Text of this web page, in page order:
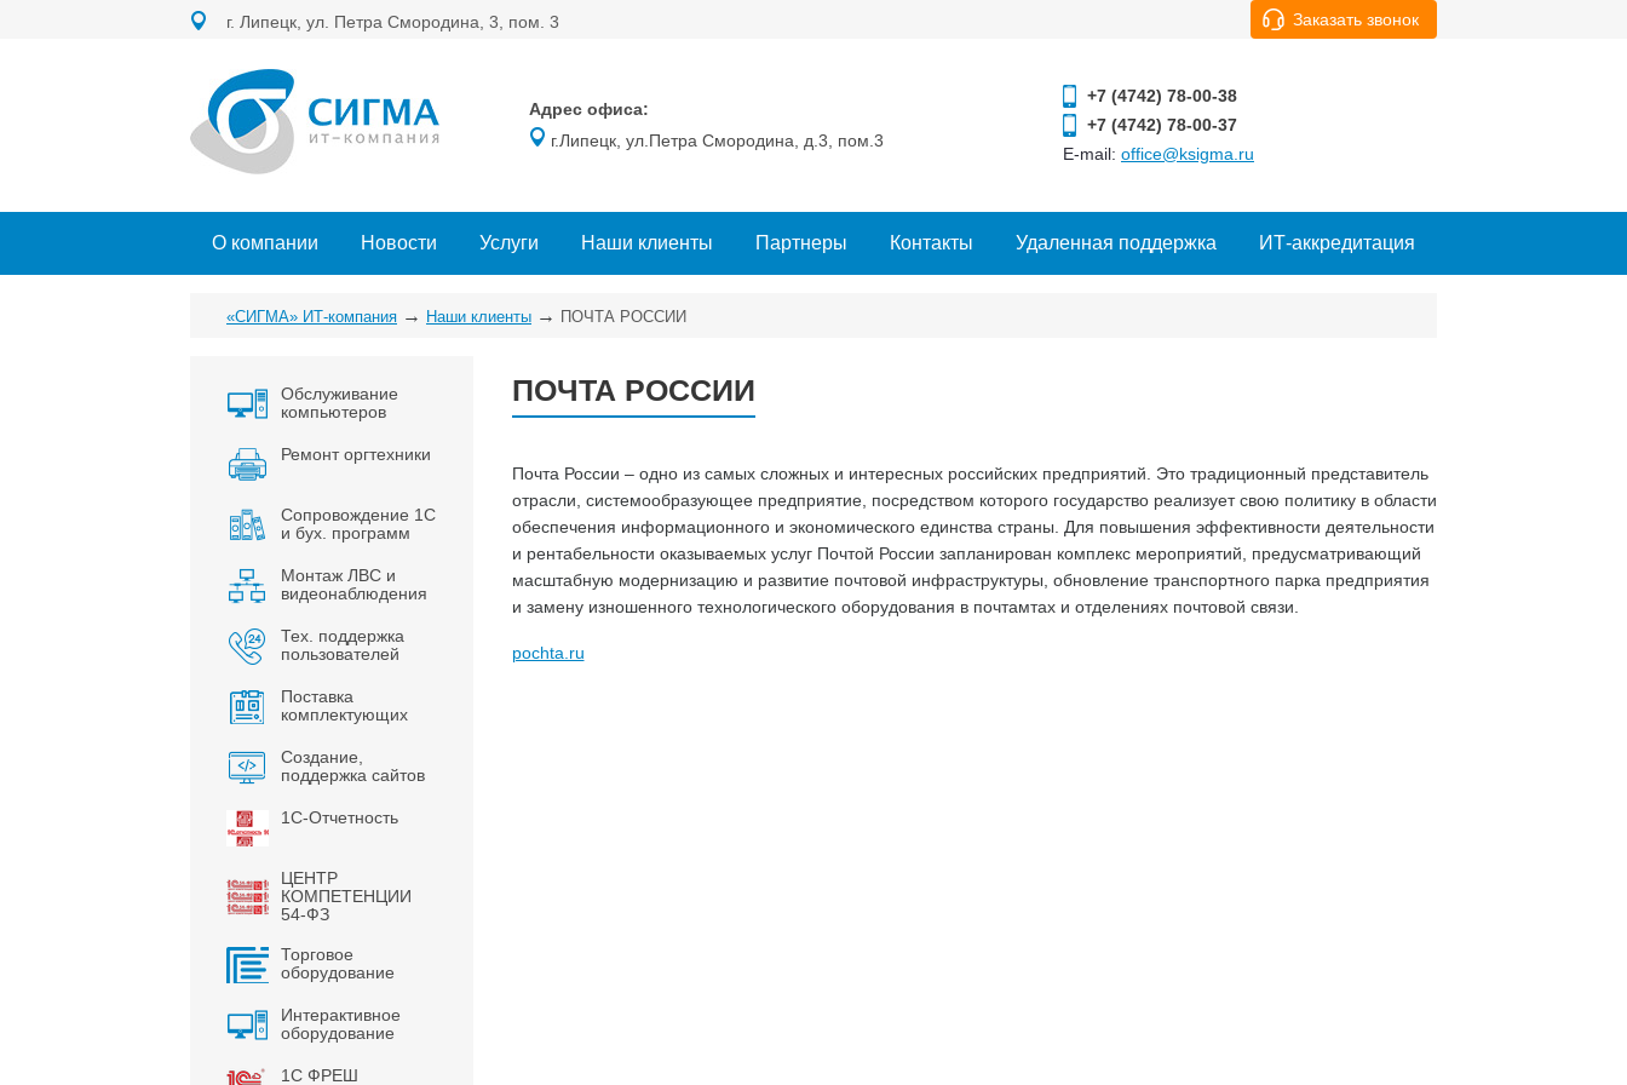
г. Липецк, ул. Петра Смородина, 3, пом. 3 Заказать звонок
Адрес офиса:
г.Липецк, ул.Петра Смородина, д.3, пом.3
+7 (4742) 78-00-38
+7 (4742) 78-00-37
E-mail: office@ksigma.ru
О компании Новости Услуги Наши клиенты Партнеры Контакты Удаленная поддержка ИТ-аккредитация
«СИГМА» ИТ-компания → Наши клиенты → ПОЧТА РОССИИ
Обслуживание
компьютеров
Ремонт оргтехники
Сопровождение 1С
и бух. программ
Монтаж ЛВС и
видеонаблюдения
Тех. поддержка
пользователей
Поставка
комплектующих
Создание,
поддержка сайтов
1С-Отчетность
ЦЕНТР
КОМПЕТЕНЦИИ
54-ФЗ
Торговое
оборудование
Интерактивное
оборудование
1С ФРЕШ
ПОЧТА РОССИИ
Почта России – одно из самых сложных и интересных российских предприятий. Это традиционный представитель
отрасли, системообразующее предприятие, посредством которого государство реализует свою политику в области
обеспечения информационного и экономического единства страны. Для повышения эффективности деятельности
и рентабельности оказываемых услуг Почтой России запланирован комплекс мероприятий, предусматривающий
масштабную модернизацию и развитие почтовой инфраструктуры, обновление транспортного парка предприятия
и замену изношенного технологического оборудования в почтамтах и отделениях почтовой связи.
pochta.ru